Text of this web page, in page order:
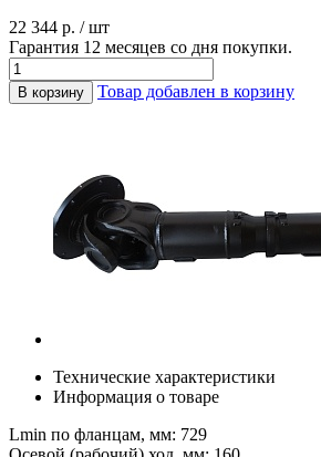
22 344 р. / шт
Гарантия 12 месяцев со дня покупки.
В корзину Товар добавлен в корзину
Технические характеристики
Информация о товаре
Lmin по фланцам, мм: 729